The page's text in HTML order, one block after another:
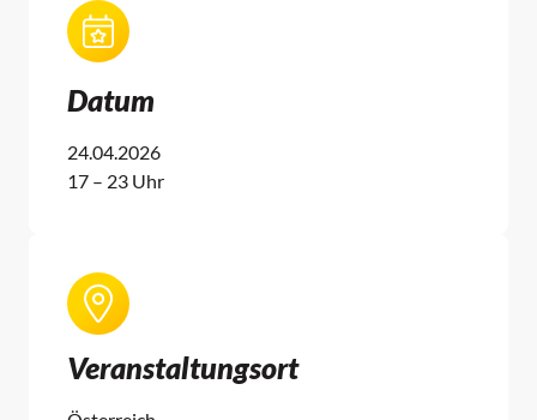
Datum
24.04.2026
17 – 23 Uhr
Veranstaltungsort